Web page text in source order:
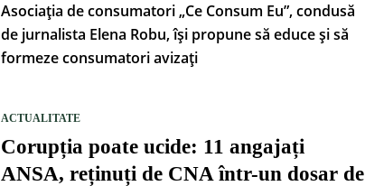
Asociația de consumatori „Ce Consum Eu”, condusă
de jurnalista Elena Robu, își propune să educe și să
formeze consumatori avizați
ACTUALITATE
Corupția poate ucide: 11 angajați
ANSA, reținuți de CNA într-un dosar de